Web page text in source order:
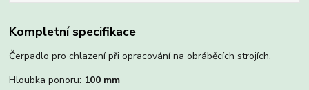
Kompletní specifikace
Čerpadlo pro chlazení při opracování na obráběcích strojích.
Hloubka ponoru: 100 mm